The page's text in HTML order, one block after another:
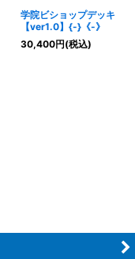
学院ビショップデッキ
【ver1.0】{-}《-》
30,400円(税込)